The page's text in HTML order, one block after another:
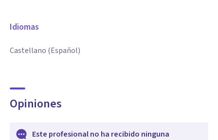
Idiomas
Castellano (Español)
Opiniones
Este profesional no ha recibido ninguna